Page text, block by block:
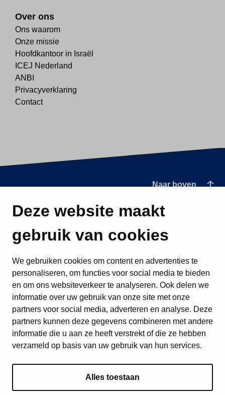
Deze website maakt
gebruik van cookies
We gebruiken cookies om content en advertenties te
personaliseren, om functies voor social media te bieden
en om ons websiteverkeer te analyseren. Ook delen we
informatie over uw gebruik van onze site met onze
partners voor social media, adverteren en analyse. Deze
partners kunnen deze gegevens combineren met andere
informatie die u aan ze heeft verstrekt of die ze hebben
verzameld op basis van uw gebruik van hun services.
Alles toestaan
Over ons
Ons waarom
Onze missie
Hoofdkantoor in Israël
ICEJ Nederland
ANBI
Privacyverklaring
Contact
Naar boven